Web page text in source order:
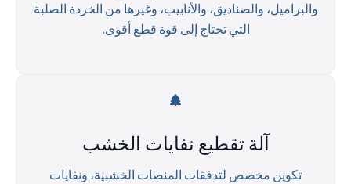
والبراميل، والصناديق، والأنابيب، وغيرها من الخردة الصلبة
التي تحتاج إلى قوة قطع أقوى.
آلة تقطيع نفايات الخشب
تكوين مخصص لتدفقات المنصات الخشبية، ونفايات